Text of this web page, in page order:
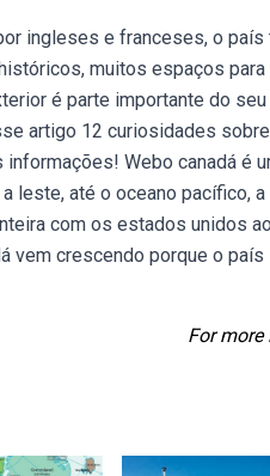
ingleses e franceses, o
muitos espaços
é parte importante do
artigo 12 curiosidades
informações! Webo canadá é
leste, até o oceano pacífico,
com os estados unidos
vem crescendo porque o
For